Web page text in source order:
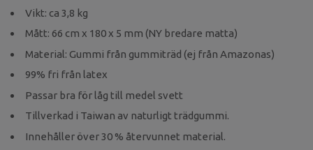
Vikt: ca 3,8 kg
Mått: 66 cm x 180 x 5 mm (NY bredare matta)
Material: Gummi från gummiträd (ej från Amazonas)
99% fri från latex
Passar bra för låg till medel svett
Tillverkad i Taiwan av naturligt trädgummi.
Innehåller över 30 % återvunnet material.